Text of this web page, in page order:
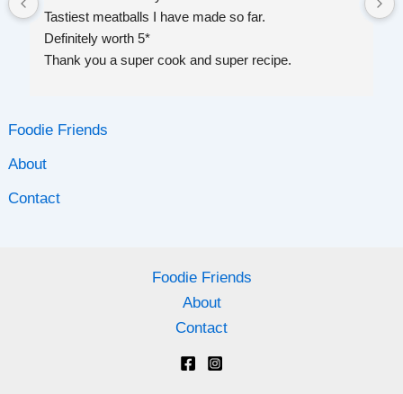
Tastiest meatballs I have made so far.
Definitely worth 5*
Thank you a super cook and super recipe.
Foodie Friends
About
Contact
Foodie Friends
About
Contact